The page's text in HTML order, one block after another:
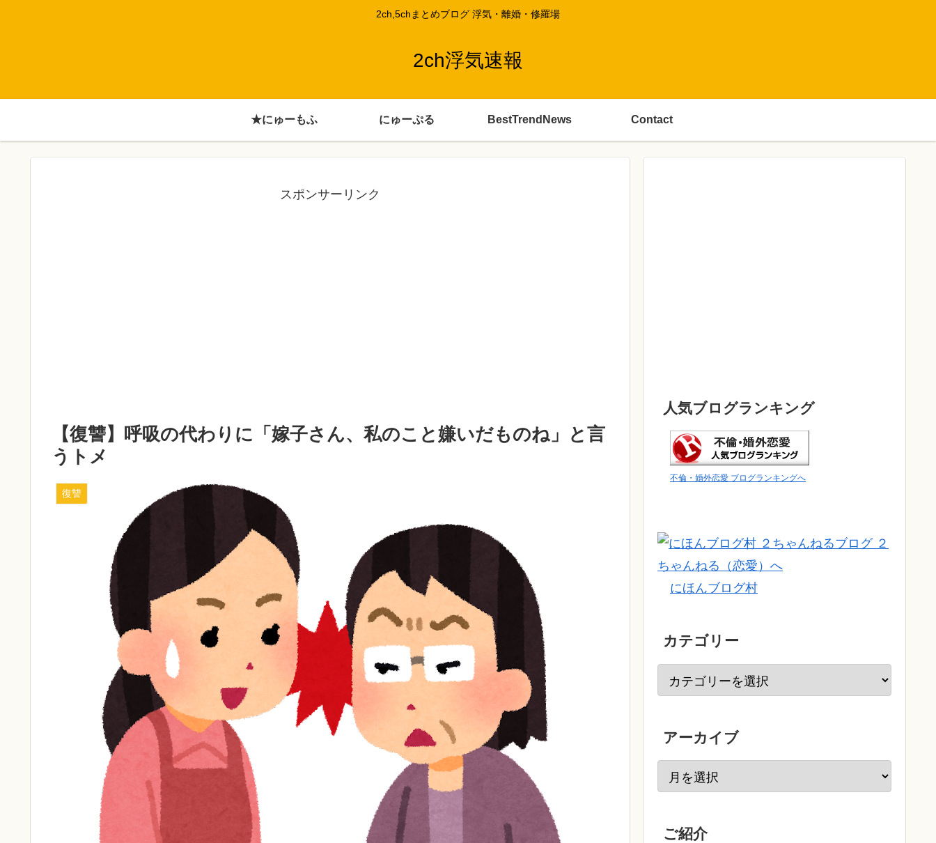
2ch,5chまとめブログ 浮気・離婚・修羅場
2ch浮気速報
★にゅーもふ にゅーぷる BestTrendNews Contact
スポンサーリンク
【復讐】呼吸の代わりに「嫁子さん、私のこと嫌いだものね」と言
うトメ
復讐
人気ブログランキング
不倫・婚外恋愛 ブログランキングへ
にほんブログ村
カテゴリー
アーカイブ
ご紹介